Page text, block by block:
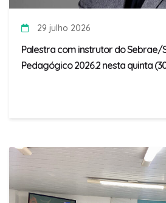
29 julho 2026
Palestra com instrutor do Sebrae/
Pedagógico 2026.2 nesta quinta